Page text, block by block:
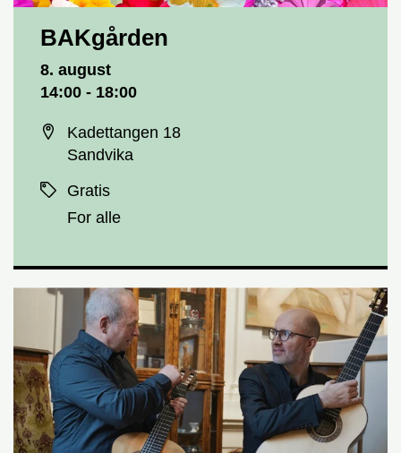
BAKgården
8. august
14:00 - 18:00
Kadettangen 18
Sandvika
Gratis
For alle